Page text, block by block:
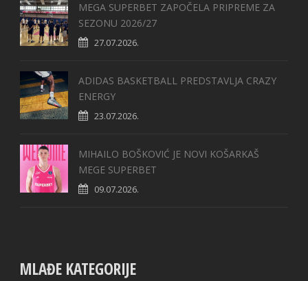
MEGA SUPERBET ZAPOČELA PRIPREME ZA
SEZONU 2026/27
27.07.2026.
ADIDAS BASKETBALL PREDSTAVLJA CRAZY
ENERGY
23.07.2026.
MIHAILO BOŠKOVIĆ JE NOVI KOŠARKAŠ
MEGE SUPERBET
09.07.2026.
MLAĐE KATEGORIJE